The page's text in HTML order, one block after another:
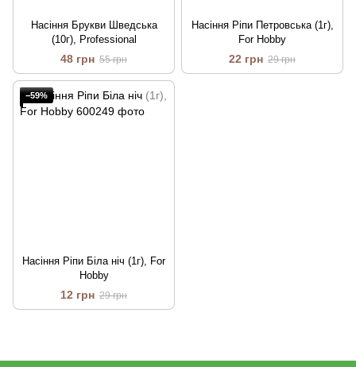
Насіння Брукви Шведська
(10г), Professional
48 грн 55 грн
Насіння Рiпи Петровська (1г),
For Hobby
22 грн 29 грн
−59%
Насіння Рiпи Бiла нiч (1г), For
Hobby
12 грн 29 грн